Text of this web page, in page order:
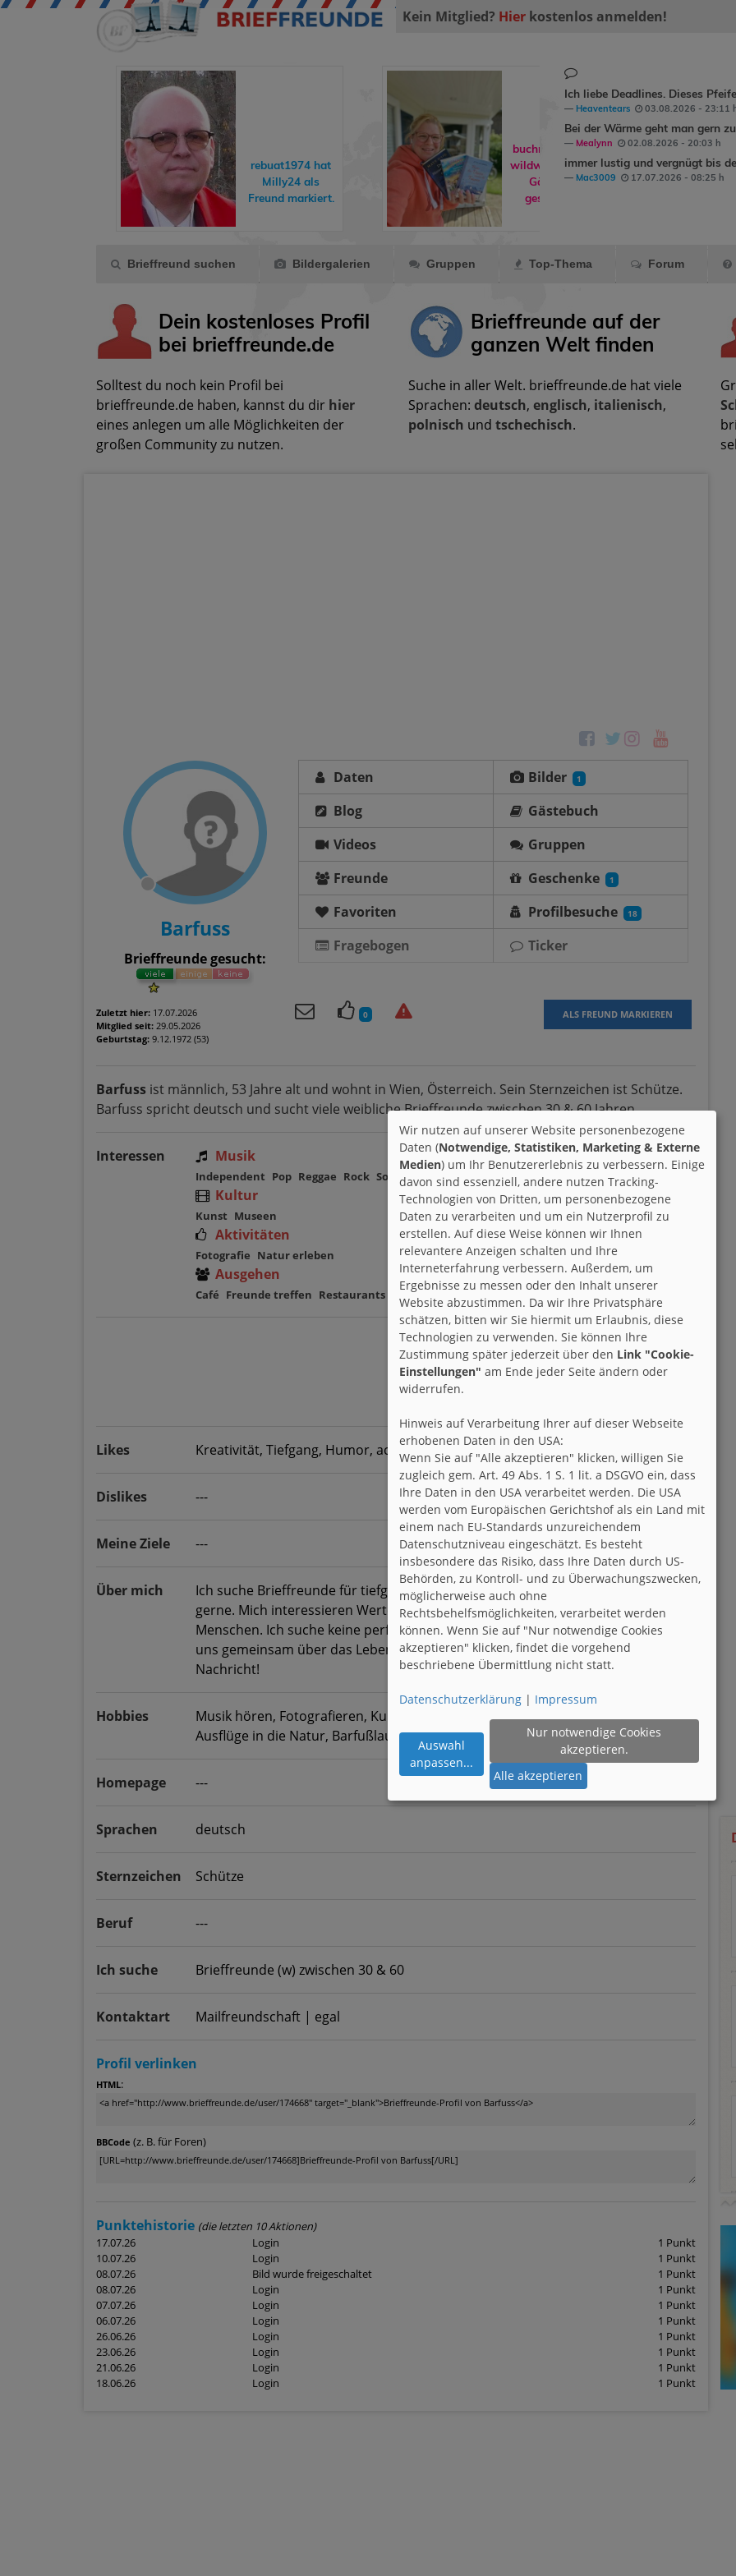
Kein Mitglied? Hier kostenlos anmelden!
rebuat1974 hat
Milly24 als
Freund markiert.
buchreisende hat
wildwind1979ins
Gästebuch
geschrieben.
Ich liebe Deadlines. Dieses
Heaventears 03.08.2026 - 23:11
Bei der Wärme geht man gern
Mealynn 02.08.2026 - 20:03 h
immer lustig und vergnügt bis
Mac3009 17.07.2026 - 08:25 h
Brieffreund suchen Bildergalerien Gruppen Top-Thema Forum
Dein kostenloses Profil
bei brieffreunde.de
Solltest du noch kein Profil bei
brieffreunde.de haben, kannst du dir hier
eines anlegen um alle Möglichkeiten der
großen Community zu nutzen.
Brieffreunde auf der
ganzen Welt finden
Suche in aller Welt. brieffreunde.de hat viele
Sprachen: deutsch, englisch, italienisch,
polnisch und tschechisch.
Barfuss
Brieffreunde gesucht:
Daten Bilder 1
Blog
Gästebuch
Videos
Gruppen
Freunde
Geschenke 1
Favoriten Profilbesuche 18
Fragebogen Ticker
Zuletzt hier: 17.07.2026
Mitglied seit: 29.05.2026
Geburtstag: 9.12.1972 (53)
0 ALS FREUND MARKIEREN
Barfuss ist männlich, 53 Jahre alt und wohnt in Wien, Österreich. Sein Sternzeichen ist Schütze.
Barfuss spricht deutsch und sucht viele weibliche Brieffreunde zwischen 30 & 60 Jahren.
Interessen Musik
Independent Pop Reggae Rock Soul
Kultur
Kunst Museen
Aktivitäten
Fotografie Natur erleben
Ausgehen
Café Freunde treffen Restaurants
Likes Kreativität, Tiefgang, Humor, achtsamer Umgang miteinander
Dislikes ---
Meine Ziele ---
Über mich
Ich suche Brieffreunde für tiefgründige Gespräche. Smalltalk mag ich nicht so
gerne. Mich interessieren Werte, Träume und die Gedanken von anderen
Menschen. Ich suche keine perfekten Fassaden, sondern ehrliche Worte. Lass
uns gemeinsam über das Leben philosophieren. Ich freue mich auf deine
Nachricht!
Hobbies
Musik hören, Fotografieren, Kunstausstellungen und Museen besuchen,
Ausflüge in die Natur, Barfußlaufen
Homepage ---
Sprachen deutsch
Sternzeichen Schütze
Beruf ---
Ich suche Brieffreunde (w) zwischen 30 & 60
Kontaktart Mailfreundschaft | egal
Profil verlinken
HTML:
BBCode (z. B. für Foren)
Punktehistorie (die letzten 10 Aktionen)
17.07.26
Login
1 Punkt
10.07.26
Login
1 Punkt
08.07.26
Bild wurde freigeschaltet
1 Punkt
08.07.26
Login
1 Punkt
07.07.26
Login
1 Punkt
06.07.26
Login
1 Punkt
26.06.26
Login
1 Punkt
23.06.26
Login
1 Punkt
21.06.26
Login
1 Punkt
18.06.26
Login 1 Punkt
Wir nutzen auf unserer Website personenbezogene
Daten (Notwendige, Statistiken, Marketing & Externe
Medien) um Ihr Benutzererlebnis zu verbessern. Einige
davon sind essenziell, andere nutzen Tracking-
Technologien von Dritten, um personenbezogene
Daten zu verarbeiten und um ein Nutzerprofil zu
erstellen. Auf diese Weise können wir Ihnen
relevantere Anzeigen schalten und Ihre
Interneterfahrung verbessern. Außerdem, um
Ergebnisse zu messen oder den Inhalt unserer
Website abzustimmen. Da wir Ihre Privatsphäre
schätzen, bitten wir Sie hiermit um Erlaubnis, diese
Technologien zu verwenden. Sie können Ihre
Zustimmung später jederzeit über den Link "Cookie-
Einstellungen" am Ende jeder Seite ändern oder
widerrufen.
Hinweis auf Verarbeitung Ihrer auf dieser Webseite
erhobenen Daten in den USA:
Wenn Sie auf "Alle akzeptieren" klicken, willigen Sie
zugleich gem. Art. 49 Abs. 1 S. 1 lit. a DSGVO ein, dass
Ihre Daten in den USA verarbeitet werden. Die USA
werden vom Europäischen Gerichtshof als ein Land mit
einem nach EU-Standards unzureichendem
Datenschutzniveau eingeschätzt. Es besteht
insbesondere das Risiko, dass Ihre Daten durch US-
Behörden, zu Kontroll- und zu Überwachungszwecken,
möglicherweise auch ohne
Rechtsbehelfsmöglichkeiten, verarbeitet werden
können. Wenn Sie auf "Nur notwendige Cookies
akzeptieren" klicken, findet die vorgehend
beschriebene Übermittlung nicht statt.
Datenschutzerklärung | Impressum
Auswahl
anpassen...
Nur notwendige Cookies
akzeptieren.
Alle akzeptieren